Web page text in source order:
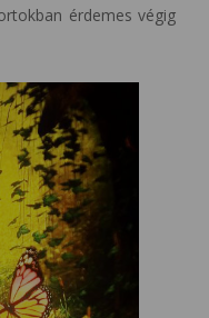
érdemes végig